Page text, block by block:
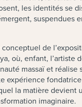
les identités se
suspendues
de
où, enfant, l’artiste
massaï et réalise
expérience
la matière devient
imaginaire.